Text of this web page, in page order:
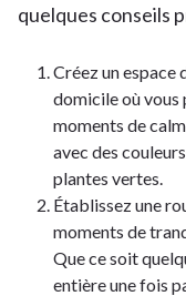
quelques conseils
Créez un espace
domicile où
moments de
avec des
plantes vertes.
Établissez une
moments de
Que ce soit
entière une fois